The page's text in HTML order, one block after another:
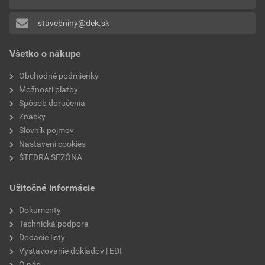
hrana
rozmery dosky
súčiniteľ tepelnej vodivosti
výrobca
faktor difúzneho odporu
šikmé strechy
Pridávať hodnotenie môže iba prihlásený užívateľ.
Všetko o nákupe
Obchodné podmienky
Možnosti platby
Spôsob doručenia
Značky
Slovník pojmov
Nastavení cookies
ŠTEDRÁ SEZÓNA
Užitočné informácie
Dokumenty
Technická podpora
Dodacie listy
Vystavovanie dokladov | EDI
stavebniny@dek.sk